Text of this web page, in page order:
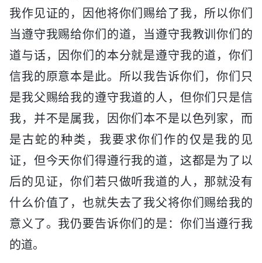
我作见证的，因他将你们赐给了我，所以你们
当遵守我赐给你们的道，当遵守我教训你们的
道与话，因你们的本分就是遵守我的道，你们
信我的原意本是此。所以我告诉你们，你们只
是我父赐给我的遵守我道的人，但你们只是信
我，并不是属我，因你们本不是以色列家，而
是古蛇的种类，我要求你们作的仅是我的见
证，但今天你们得遵行我的道，这都是为了以
后的见证，你们若只做听我道的人，那就没有
什么价值了，也就失去了我父将你们赐给我的
意义了。我仍要告诉你们的是：你们当遵行我
的道。